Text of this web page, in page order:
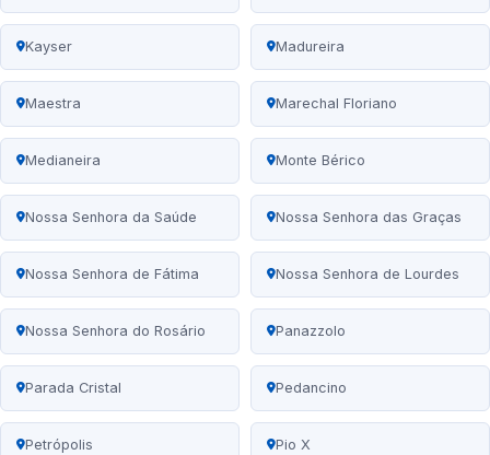
Kayser Madureira
Maestra Marechal Floriano
Medianeira Monte Bérico
Nossa Senhora da Saúde Nossa Senhora das Graças
Nossa Senhora de Fátima Nossa Senhora de Lourdes
Nossa Senhora do Rosário Panazzolo
Parada Cristal Pedancino
Petrópolis Pio X